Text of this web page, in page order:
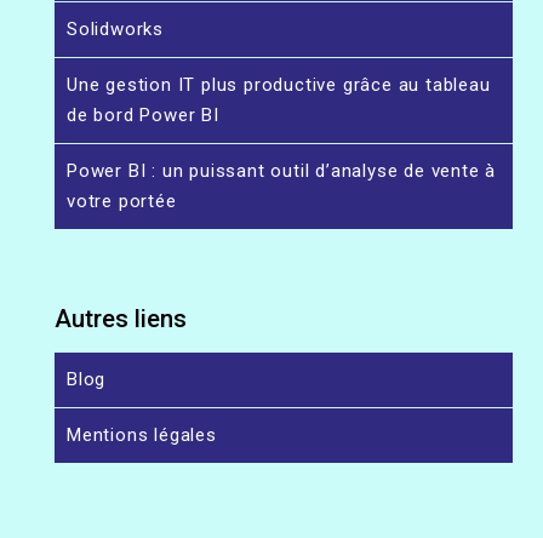
Solidworks
Une gestion IT plus productive grâce au tableau
de bord Power BI
Power BI : un puissant outil d’analyse de vente à
votre portée
Autres liens
Blog
Mentions légales